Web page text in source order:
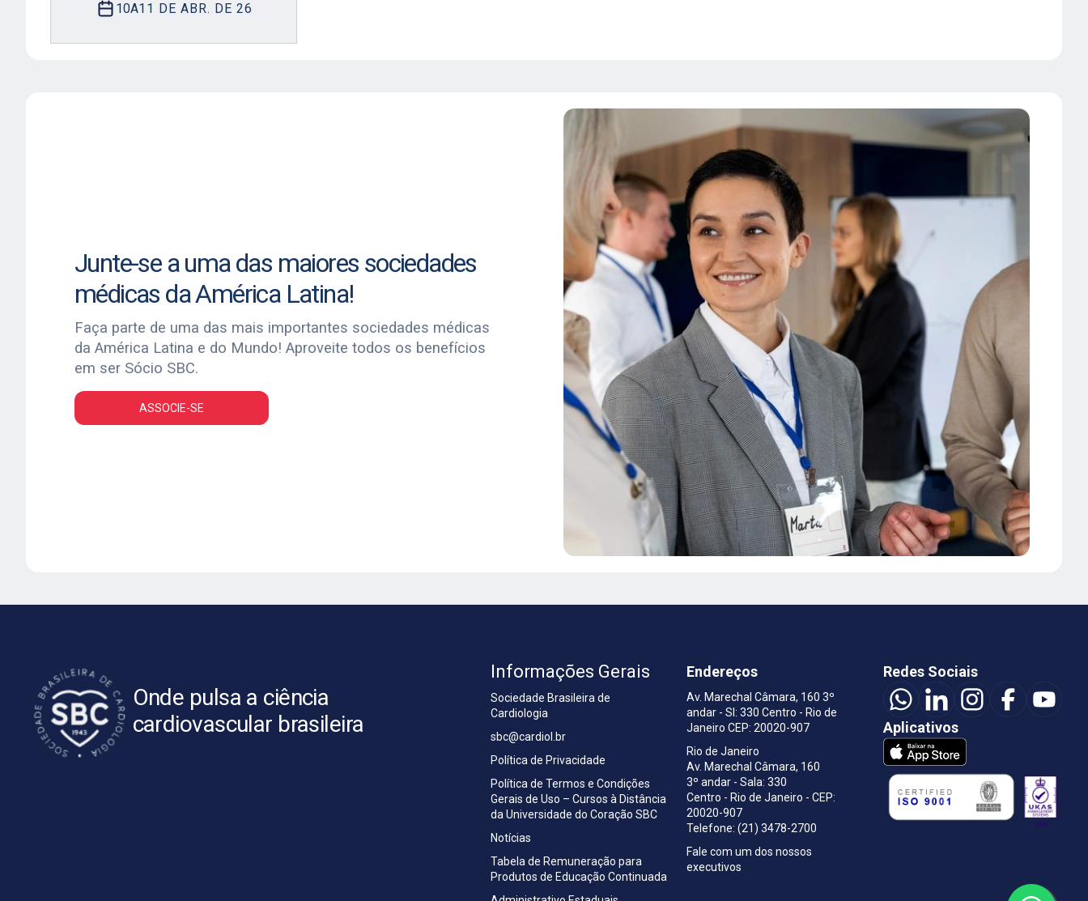
10A11 DE ABR. DE 26
Junte-se a uma das maiores sociedades
médicas da América Latina!
Faça parte de uma das mais importantes sociedades médicas
da América Latina e do Mundo! Aproveite todos os benefícios
em ser Sócio SBC.
ASSOCIE-SE
Onde pulsa a ciência
cardiovascular brasileira
Informações Gerais
Sociedade Brasileira de
Cardiologia
sbc@cardiol.br
Política de Privacidade
Política de Termos e Condições
Gerais de Uso – Cursos à Distância
da Universidade do Coração SBC
Notícias
Tabela de Remuneração para
Produtos de Educação Continuada
Endereços
Av. Marechal Câmara, 160 3º
andar - Sl: 330 Centro - Rio de
Janeiro CEP: 20020-907
Rio de Janeiro
Av. Marechal Câmara, 160
3º andar - Sala: 330
Centro - Rio de Janeiro - CEP:
20020-907
Telefone: (21) 3478-2700
Fale com um dos nossos
executivos
Redes Sociais
Aplicativos